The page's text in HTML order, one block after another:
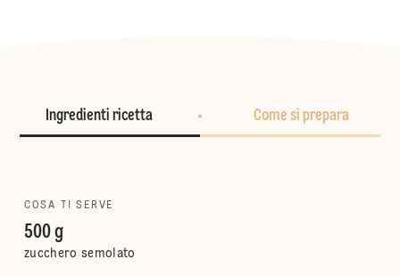
Ingredienti ricetta Come si prepara
COSA TI SERVE
500 g
zucchero semolato